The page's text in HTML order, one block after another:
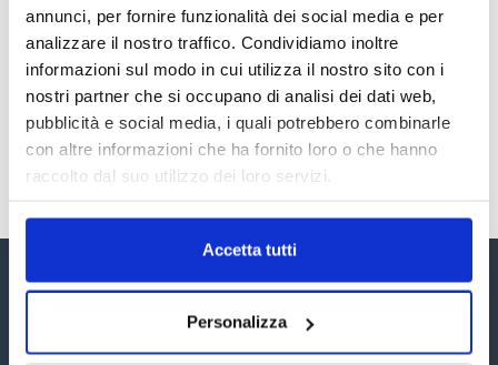
annunci, per fornire funzionalità dei social media e per
analizzare il nostro traffico. Condividiamo inoltre
informazioni sul modo in cui utilizza il nostro sito con i
nostri partner che si occupano di analisi dei dati web,
pubblicità e social media, i quali potrebbero combinarle
con altre informazioni che ha fornito loro o che hanno
raccolto dal suo utilizzo dei loro servizi.
Accetta tutti
Personalizza
PREMI 2025. I TOP TEN
30 Giugno 2026
TUTTI GLI ARTICOLI DEL MESE
Assinform Editore
Chi siamo